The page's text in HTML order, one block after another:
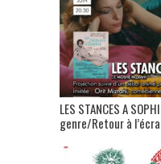
LES STANCES A
genre/Retour à